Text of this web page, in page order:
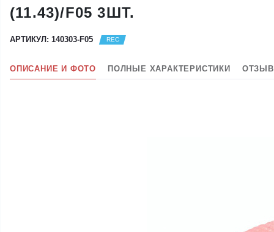
(11.43)/F05 3ШТ.
АРТИКУЛ: 140303-F05
ОПИСАНИЕ И ФОТО ПОЛНЫЕ ХАРАКТЕРИСТИКИ